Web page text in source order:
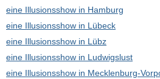
eine Illusionsshow in Hamburg
eine Illusionsshow in Lübeck
eine Illusionsshow in Lübz
eine Illusionsshow in Ludwigslust
eine Illusionsshow in Mecklenburg-